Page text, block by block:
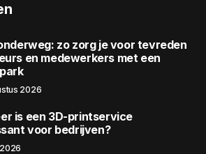
zo zorg je voor tevreden
en medewerkers met een
2026
is een 3D-printservice
voor bedrijven?